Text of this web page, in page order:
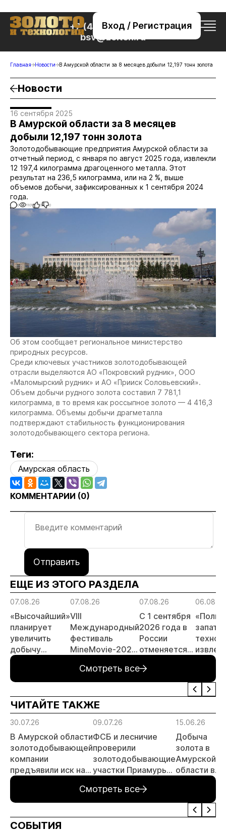
Вход / Регистрация
+7 (495) 221-76-32
bsv@zolteh.ru
Главная Новости В Амурской области за 8 месяцев добыли 12,197 тонн золота
Новости
16 сентября 2025
В Амурской области за 8 месяцев
добыли 12,197 тонн золота
Золотодобывающие предприятия Амурской области за
отчетный период, с января по август 2025 года, извлекли
12 197,4 килограмма драгоценного металла. Этот
результат на 236,5 килограмма, или на 2 %, выше
объемов добычи, зафиксированных к 1 сентября 2024
года.
0 1101 0 0
Об этом сообщает региональное министерство
природных ресурсов.
Среди ключевых участников золотодобывающей
отрасли выделяются АО «Покровский рудник», ООО
«Маломырский рудник» и АО «Прииск Соловьевский».
Объем добычи рудного золота составил 7 781,1
килограмма, в то время как россыпное золото — 4 416,3
килограмма. Объемы добычи драгметалла
подтверждают стабильность функционирования
золотодобывающего сектора региона.
Теги:
Амурская область
КОММЕНТАРИИ (0)
Отправить
ЕЩЕ ИЗ ЭТОГО РАЗДЕЛА
07.08.26
«Высочайший»
планирует
увеличить
добычу
золота до 10
году
07.08.26
VIII
Международный
фестиваль
MineMovie-2026
заявок
07.08.26
С 1 сентября
2026 года в
России
отменяется
принцип на
россыпи:
отраслевые
прогнозы для
06.08.26
золота
шлака
Смотреть все
ЧИТАЙТЕ ТАКЖЕ
30.07.26
В Амурской области
золотодобывающей
компании
предъявили иск на
23,8 млн рублей за
фонду
09.07.26
ФСБ и лесничие
проверили
золотодобывающие
участки Приамурья
15.06.26
Добыча
золота в
Амурской
области в
январе-мае
на 1,8%
Смотреть все
СОБЫТИЯ